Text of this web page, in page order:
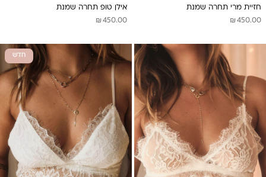
חזיית מרי תחרה שמנת
₪ 450.00
אילן טופ תחרה שמנת
₪ 450.00
חדש